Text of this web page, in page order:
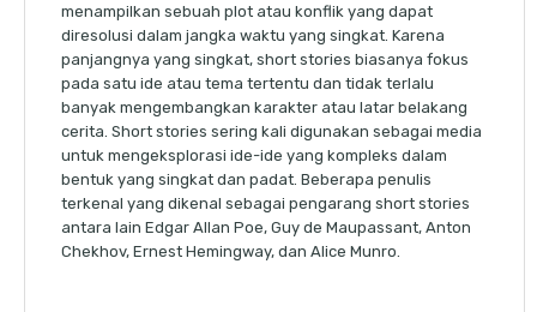
menampilkan sebuah plot atau konflik yang dapat
diresolusi dalam jangka waktu yang singkat. Karena
panjangnya yang singkat, short stories biasanya fokus
pada satu ide atau tema tertentu dan tidak terlalu
banyak mengembangkan karakter atau latar belakang
cerita. Short stories sering kali digunakan sebagai media
untuk mengeksplorasi ide-ide yang kompleks dalam
bentuk yang singkat dan padat. Beberapa penulis
terkenal yang dikenal sebagai pengarang short stories
antara lain Edgar Allan Poe, Guy de Maupassant, Anton
Chekhov, Ernest Hemingway, dan Alice Munro.